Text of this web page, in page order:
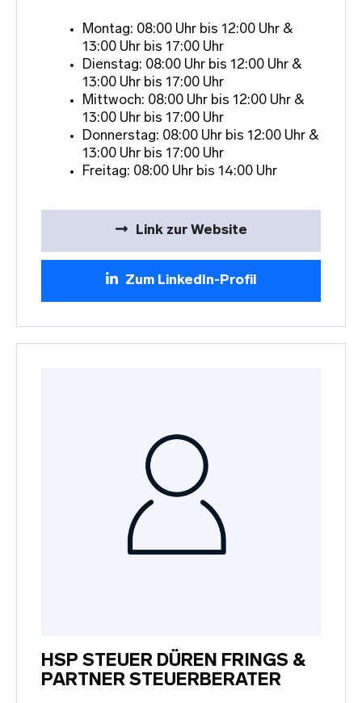
Montag: 08:00 Uhr bis 12:00 Uhr &
13:00 Uhr bis 17:00 Uhr
Dienstag: 08:00 Uhr bis 12:00 Uhr &
13:00 Uhr bis 17:00 Uhr
Mittwoch: 08:00 Uhr bis 12:00 Uhr &
13:00 Uhr bis 17:00 Uhr
Donnerstag: 08:00 Uhr bis 12:00 Uhr &
13:00 Uhr bis 17:00 Uhr
Freitag: 08:00 Uhr bis 14:00 Uhr
Link zur Website
Zum LinkedIn-Profil
HSP STEUER DÜREN FRINGS &
PARTNER STEUERBERATER